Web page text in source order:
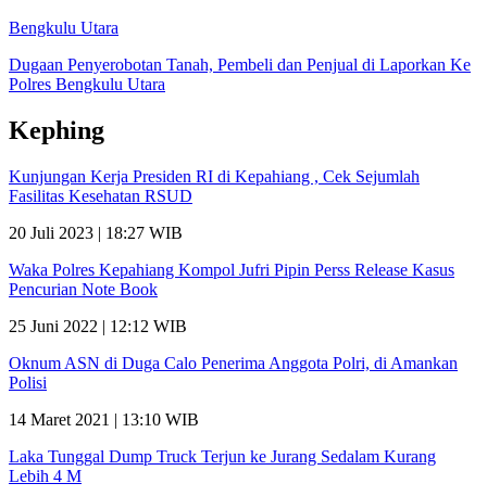
Bengkulu Utara
Dugaan Penyerobotan Tanah, Pembeli dan Penjual di Laporkan Ke
Polres Bengkulu Utara
Kephing
Kunjungan Kerja Presiden RI di Kepahiang , Cek Sejumlah
Fasilitas Kesehatan RSUD
20 Juli 2023 | 18:27 WIB
Waka Polres Kepahiang Kompol Jufri Pipin Perss Release Kasus
Pencurian Note Book
25 Juni 2022 | 12:12 WIB
Oknum ASN di Duga Calo Penerima Anggota Polri, di Amankan
Polisi
14 Maret 2021 | 13:10 WIB
Laka Tunggal Dump Truck Terjun ke Jurang Sedalam Kurang
Lebih 4 M